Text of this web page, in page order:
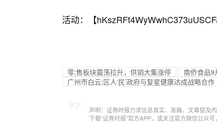
活动：【
零;售板块震荡拉升，供销大集涨停
南侨食品
广州市白云;区人‘民’政府与复星健康达成战略合作
声明：证券时报力求信息真实、准确，文章提及
下载“证券时报”官方APP，或关注官方微信公众